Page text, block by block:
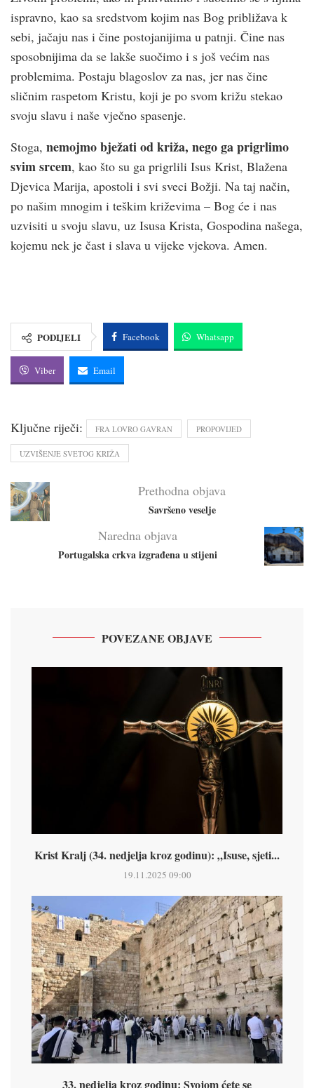
ispravno, kao sa sredstvom kojim nas Bog približava k
sebi, jačaju nas i čine postojanijima u patnji. Čine nas
sposobnijima da se lakše suočimo i s još većim nas
problemima. Postaju blagoslov za nas, jer nas čine
sličnim raspetom Kristu, koji je po svom križu stekao
svoju slavu i naše vječno spasenje.
Stoga, nemojmo bježati od križa, nego ga prigrlimo
svim srcem, kao što su ga prigrlili Isus Krist, Blažena
Djevica Marija, apostoli i svi sveci Božji. Na taj način,
po našim mnogim i teškim križevima – Bog će i nas
uzvisiti u svoju slavu, uz Isusa Krista, Gospodina našega,
kojemu nek je čast i slava u vijeke vjekova. Amen.
PODIJELI Facebook Whatsapp
Viber Email
Ključne riječi: FRA LOVRO GAVRAN PROPOVIJED
UZVIŠENJE SVETOG KRIŽA
Prethodna objava
Savršeno veselje
Naredna objava
Portugalska crkva izgrađena u stijeni
POVEZANE OBJAVE
Krist Kralj (34. nedjelja kroz godinu): „Isuse, sjeti...
19.11.2025 09:00
33. nedjelja kroz godinu: Svojom ćete se